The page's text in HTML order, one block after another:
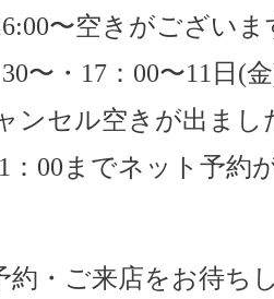
〜空きがございま
〜・17：00〜11日(
ンセル空きが出まし
：00までネット予約
約・ご来店をお待ち